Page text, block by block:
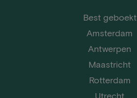
Best geboekt
Amsterdam
Antwerpen
Maastricht
Rotterdam
Utrecht